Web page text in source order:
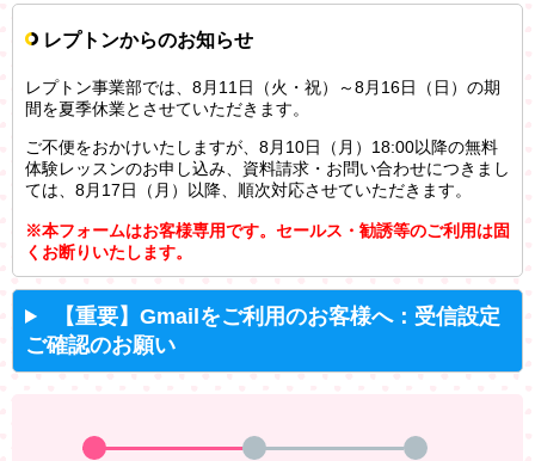
レプトンからのお知らせ
レプトン事業部では、8月11日（火・祝）～8月16日（日）の期
間を夏季休業とさせていただきます。
ご不便をおかけいたしますが、8月10日（月）18:00以降の無料
体験レッスンのお申し込み、資料請求・お問い合わせにつきまし
ては、8月17日（月）以降、順次対応させていただきます。
※本フォームはお客様専用です。セールス・勧誘等のご利用は固
くお断りいたします。
【重要】Gmailをご利用のお客様へ：受信設定
ご確認のお願い